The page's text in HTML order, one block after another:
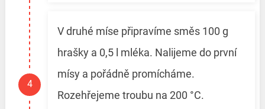
V druhé míse připravíme směs 100 g
hrašky a 0,5 l mléka. Nalijeme do první
mísy a pořádně promícháme.
Rozehřejeme troubu na 200 °C.